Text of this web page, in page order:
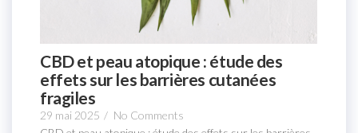
CBD et peau atopique : étude des
effets sur les barrières cutanées
fragiles
29 mai 2025 / No Comments